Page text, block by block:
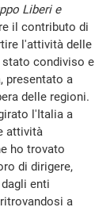
Liberi e
il contributo di
l'attività delle
condiviso e
presentato a
delle regioni.
l'Italia a
attività
ho trovato
di dirigere,
enti
a